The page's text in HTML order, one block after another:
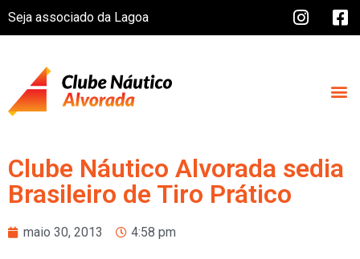
Seja associado da Lagoa
Clube Náutico Alvorada sedia
Brasileiro de Tiro Prático
maio 30, 2013 4:58 pm